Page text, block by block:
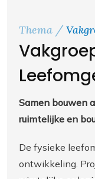
Thema
Samen bouwen
ruimtelijke en
De fysieke
ontwikkeling.